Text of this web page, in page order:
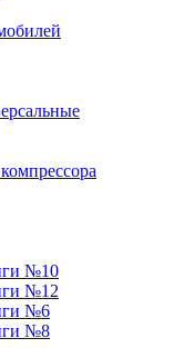
№10
№12
№6
№8